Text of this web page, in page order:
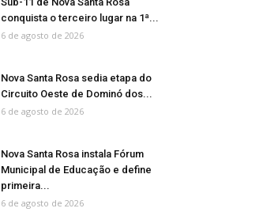
conquista o terceiro lugar na 1ª...
6 de agosto de 2026
Nova Santa Rosa sedia etapa do
Circuito Oeste de Dominó dos...
6 de agosto de 2026
Nova Santa Rosa instala Fórum
Municipal de Educação e define
primeira...
6 de agosto de 2026